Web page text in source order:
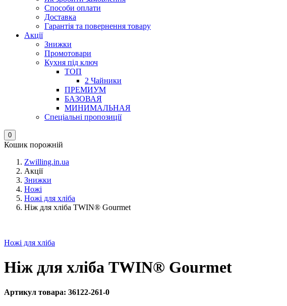
Способи оплати
Доставка
Гарантія та повернення товару
Акції
Знижки
Промотовари
Кухня під ключ
ТОП
2 Чайники
ПРЕМИУМ
БАЗОВАЯ
МИНИМАЛЬНАЯ
Спеціальні пропозиції
0
Кошик порожній
Zwilling.in.ua
Акції
Знижки
Ножі
Ножі для хліба
Ніж для хліба TWIN® Gourmet
Ножі для хліба
Ніж для хліба TWIN® Gourmet
Артикул товара: 36122-261-0